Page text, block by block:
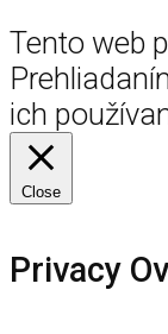
Tento web
ich
Close
Privacy